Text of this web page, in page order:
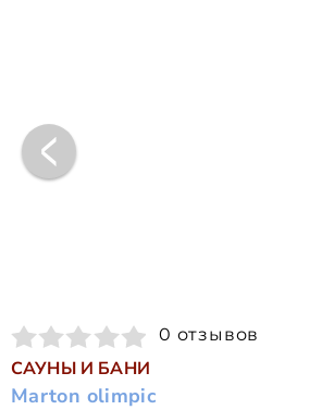
0 отзывов
САУНЫ И БАНИ
Marton olimpic